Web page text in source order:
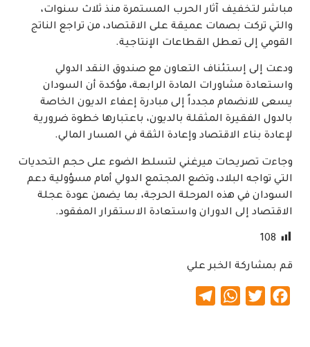
مباشر لتخفيف آثار الحرب المستمرة منذ ثلاث سنوات،
والتي تركت بصمات عميقة على الاقتصاد، من تراجع الناتج
القومي إلى تعطل القطاعات الإنتاجية.
ودعت إلى إستئناف التعاون مع صندوق النقد الدولي
واستعادة مشاورات المادة الرابعة، مؤكدة أن السودان
يسعى للانضمام مجدداً إلى مبادرة إعفاء الديون الخاصة
بالدول الفقيرة المثقلة بالديون، باعتبارها خطوة ضرورية
لإعادة بناء الاقتصاد وإعادة الثقة في المسار المالي.
وجاءت تصريحات ميرغني لتسلط الضوء على حجم التحديات
التي تواجه البلاد، وتضع المجتمع الدولي أمام مسؤولية دعم
السودان في هذه المرحلة الحرجة، بما يضمن عودة عجلة
الاقتصاد إلى الدوران واستعادة الاستقرار المفقود.
108
قم بمشاركة الخبر علي
Facebook
Twitter
WhatsApp